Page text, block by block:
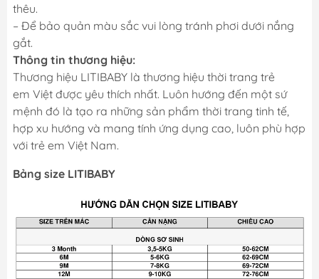
thêu.
– Để bảo quản màu sắc vui lòng tránh phơi dưới nắng
gắt.
Thông tin thương hiệu:
Thương hiệu LITIBABY là thương hiệu thời trang trẻ
em Việt được yêu thích nhất. Luôn hướng đến một sứ
mệnh đó là tạo ra những sản phẩm thời trang tinh tế,
hợp xu hướng và mang tính ứng dụng cao, luôn phù hợp
với trẻ em Việt Nam.
Bảng size LITIBABY